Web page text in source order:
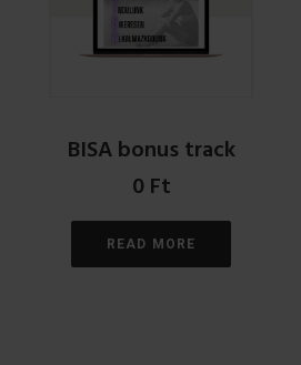
BISA bonus track
0Ft
READ MORE